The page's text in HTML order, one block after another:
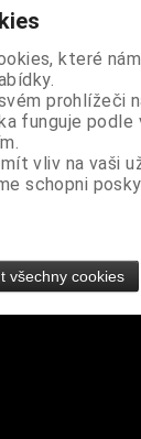
které
prohlížeči
funguje podle
vliv na vaši
schopni
všechny cookies